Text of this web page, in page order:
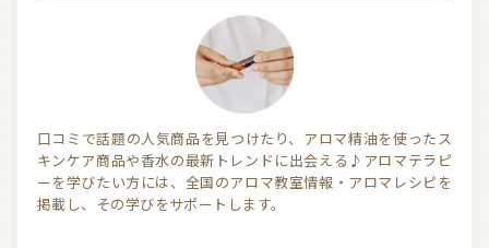
口コミで話題の人気商品を見つけたり、アロマ精油を使ったス
キンケア商品や香水の最新トレンドに出会える♪アロマテラピ
ーを学びたい方には、全国のアロマ教室情報・アロマレシピを
掲載し、その学びをサポートします。